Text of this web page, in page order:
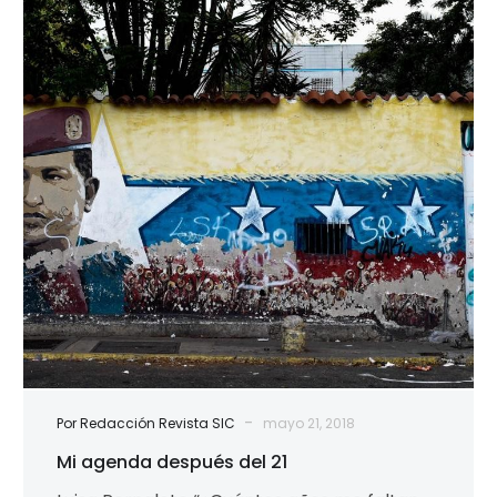
después
del
21
Por Redacción Revista SIC - mayo 21, 2018
Mi agenda después del 21